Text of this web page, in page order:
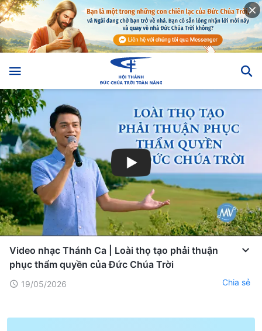
Video nhạc Thánh Ca | Loài thọ tạo phải thuận
phục thẩm quyền của Đức Chúa Trời
19/05/2026 Chia sẻ